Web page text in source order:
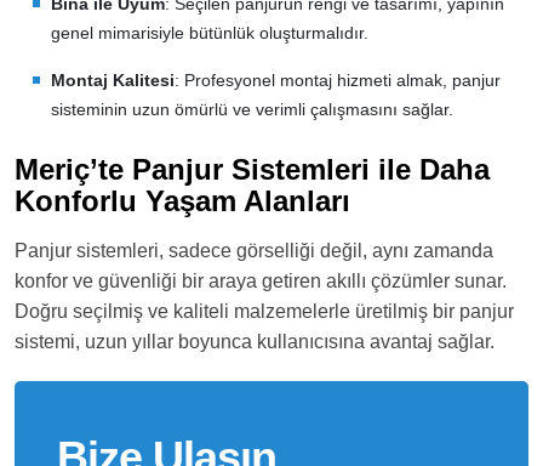
genel mimarisiyle bütünlük oluşturmalıdır.
Montaj Kalitesi: Profesyonel montaj hizmeti almak, panjur
sisteminin uzun ömürlü ve verimli çalışmasını sağlar.
Meriç’te Panjur Sistemleri ile Daha
Konforlu Yaşam Alanları
Panjur sistemleri, sadece görselliği değil, aynı zamanda
konfor ve güvenliği bir araya getiren akıllı çözümler sunar.
Doğru seçilmiş ve kaliteli malzemelerle üretilmiş bir panjur
sistemi, uzun yıllar boyunca kullanıcısına avantaj sağlar.